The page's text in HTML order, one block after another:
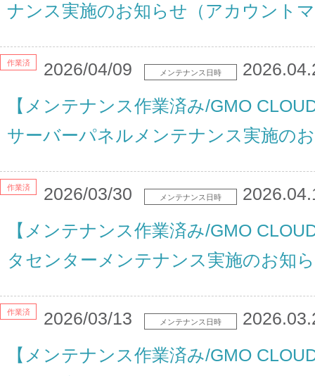
ナンス実施のお知らせ（アカウント
2026/04/09 メンテナンス日時
作業済
【メンテナンス作業済み/GMO
サーバーパネルメンテナンス実施の
2026/03/30 メンテナンス日時
作業済
【メンテナンス作業済み/GMO
タセンターメンテナンス実施のお知
2026/03/13 メンテナンス日時
作業済
【メンテナンス作業済み/GMO